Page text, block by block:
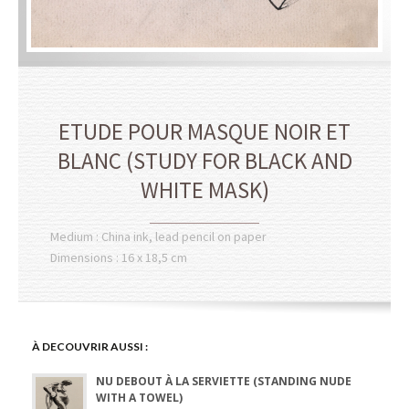
ETUDE POUR MASQUE NOIR ET
BLANC (STUDY FOR BLACK AND
WHITE MASK)
Medium : China ink, lead pencil on paper
Dimensions : 16 x 18,5 cm
À DECOUVRIR AUSSI :
NU DEBOUT À LA SERVIETTE (STANDING NUDE
WITH A TOWEL)